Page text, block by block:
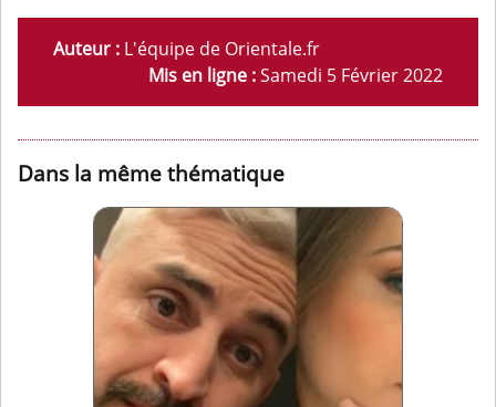
Auteur : L'équipe de Orientale.fr
Mis en ligne :Samedi 5 Février 2022
Dans la même thématique